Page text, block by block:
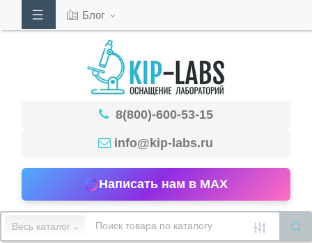
53-
15
Блог
8(800)-600-53-15
info@kip-labs.ru
Написать нам в MAX
Весь каталог